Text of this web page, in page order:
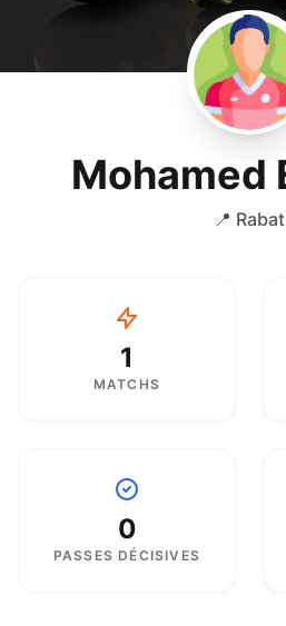
Mohamed
📍 Rabat
1
MATCHS
0
PASSES DÉCISIVES